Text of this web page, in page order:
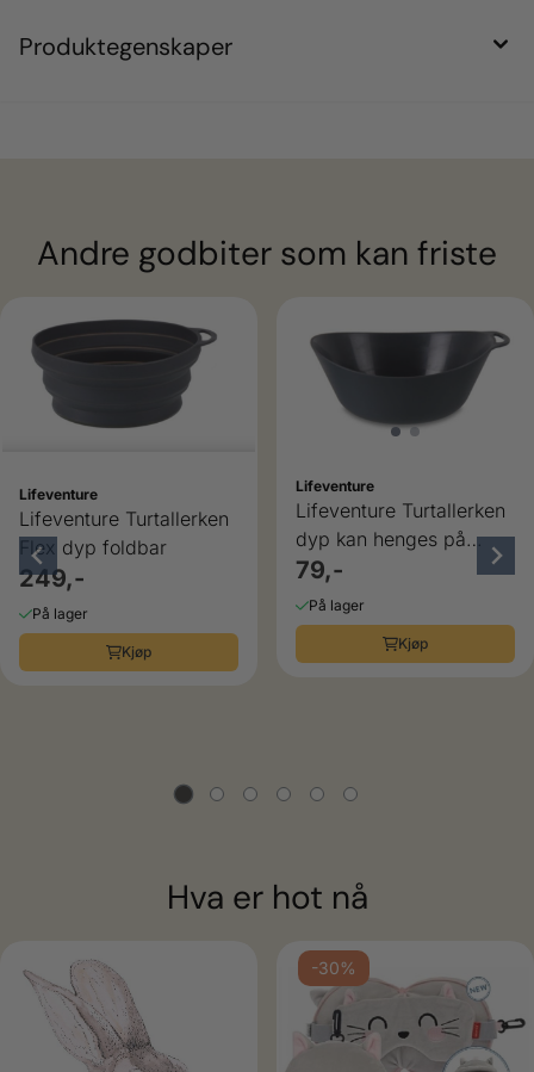
Produktegenskaper
Andre godbiter som kan friste
Lifeventure
Lifeventure Turtallerken
Flex dyp foldbar
249,-
På lager
Kjøp
Lifeventure
Lifeventure Turtallerken
dyp kan henges på
sekken
79,-
På lager
Kjøp
Hva er hot nå
-30%